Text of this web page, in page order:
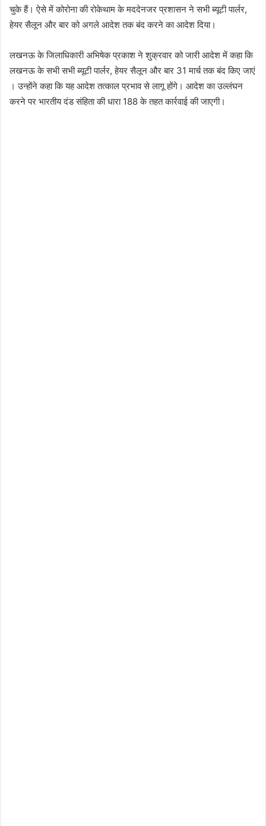
चुके हैं। ऐसे में कोरोना की रोकेथाम के मददेनजर प्रशासन ने सभी ब्यूटी पार्लर,
हेयर सैलून और बार को अगले आदेश तक बंद करने का आदेश दिया।
लखनऊ के जिलाधिकारी अभिषेक प्रकाश ने शुक्रवार को जारी आदेश में कहा कि
लखनऊ के सभी सभी ब्यूटी पार्लर, हेयर सैलून और बार 31 मार्च तक बंद किए जाएं
। उन्होंने कहा कि यह आदेश तत्काल प्रभाव से लागू होंगे। आदेश का उल्लंघन
करने पर भारतीय दंड संहिता की धारा 188 के तहत कार्रवाई की जाएगी।